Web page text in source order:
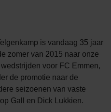
is vandaag 35 jaar
zomer van 2015 naar onze
voor FC Emmen,
de promotie naar de
seizoenen van vaste
Gall en Dick Lukkien.